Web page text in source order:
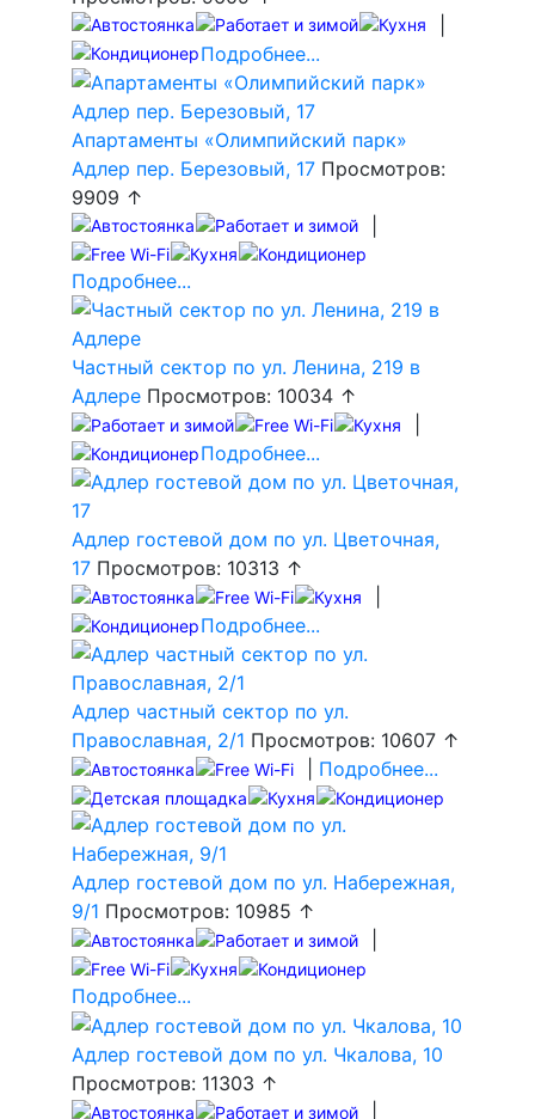
Подробнее...
Апартаменты «Олимпийский парк»
Адлер пер. Березовый, 17 Просмотров:
9909 ↑
Подробнее...
Частный сектор по ул. Ленина, 219 в
Адлере Просмотров: 10034 ↑
Подробнее...
Адлер гостевой дом по ул. Цветочная,
17 Просмотров: 10313 ↑
Подробнее...
Адлер частный сектор по ул.
Православная, 2/1 Просмотров: 10607 ↑
Подробнее...
Адлер гостевой дом по ул. Набережная,
9/1 Просмотров: 10985 ↑
Подробнее...
Адлер гостевой дом по ул. Чкалова, 10
Просмотров: 11303 ↑